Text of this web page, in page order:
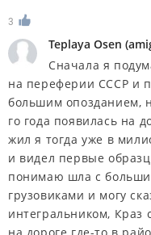
3
Teplaya Osen (
Сначала я
на переферии СССР и
большим опозданием,
го года появилась на
жил я тогда уже в
и видел первые
понимаю шла с
грузовиками и могу
интегральником, Краз